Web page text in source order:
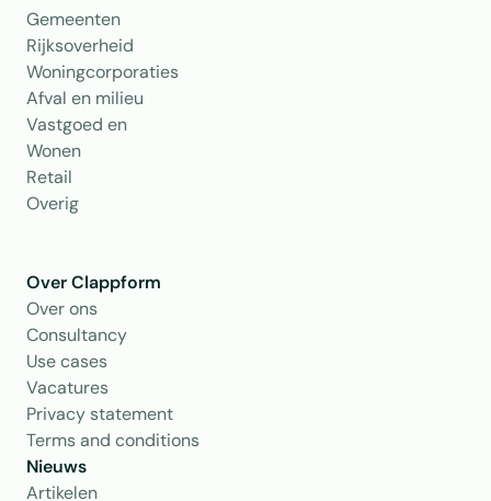
Gemeenten
Rijksoverheid
Woningcorporaties
Afval en milieu
Vastgoed en
Wonen
Retail
Overig
Over Clappform
Over ons
Consultancy
Use cases
Vacatures
Privacy statement
Terms and conditions
Nieuws
Artikelen